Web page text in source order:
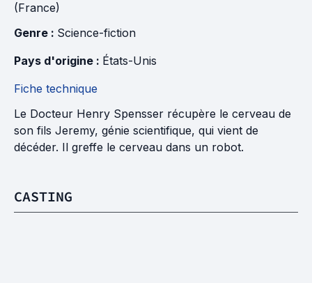
(France)
Genre : Science-fiction
Pays d'origine : États-Unis
Fiche technique
Le Docteur Henry Spensser récupère le cerveau de
son fils Jeremy, génie scientifique, qui vient de
décéder. Il greffe le cerveau dans un robot.
CASTING